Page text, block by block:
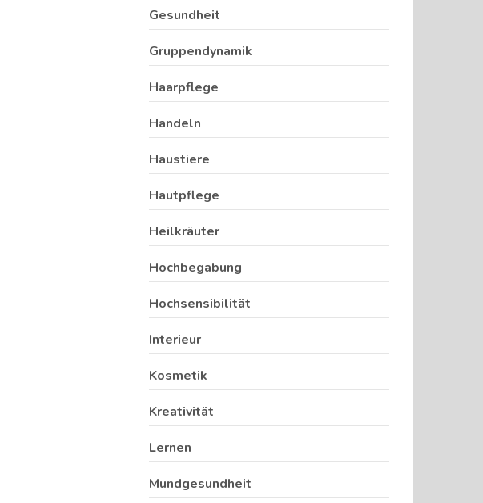
Gesundheit
Gruppendynamik
Haarpflege
Handeln
Haustiere
Hautpflege
Heilkräuter
Hochbegabung
Hochsensibilität
Interieur
Kosmetik
Kreativität
Lernen
Mundgesundheit